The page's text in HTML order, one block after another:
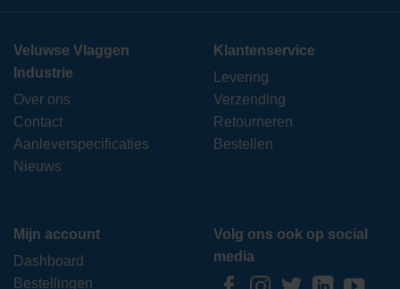
Veluwse Vlaggen
Industrie
Over ons
Contact
Aanleverspecificaties
Nieuws
Klantenservice
Levering
Verzending
Retourneren
Bestellen
Mijn account
Dashboard
Bestellingen
Volg ons ook op social
media